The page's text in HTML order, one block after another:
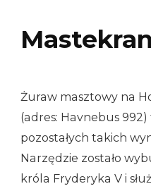
Żuraw masztowy na
(adres: Havnebus
pozostałych takich
Narzędzie zostało
króla Fryderyka V i